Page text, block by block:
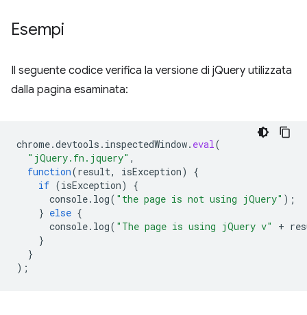
Esempi
Il seguente codice verifica la versione di jQuery utilizzata
dalla pagina esaminata:
chrome.devtools . inspectedWindow. eval(
"jQuery.fn.jquery" ,
function(result, isException)
{
if (isException)
{
console. log( "the page is not using jQuery" );
} else {
console. log( "The page is using jQuery v" +
}
}
);